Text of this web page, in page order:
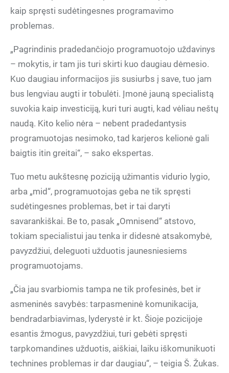
kaip spręsti sudėtingesnes programavimo
problemas.
„Pagrindinis pradedančiojo programuotojo uždavinys
– mokytis, ir tam jis turi skirti kuo daugiau dėmesio.
Kuo daugiau informacijos jis susiurbs į save, tuo jam
bus lengviau augti ir tobulėti. Įmonė jauną specialistą
suvokia kaip investiciją, kuri turi augti, kad vėliau neštų
naudą. Kito kelio nėra – nebent pradedantysis
programuotojas nesimoko, tad karjeros kelionė gali
baigtis itin greitai“, – sako ekspertas.
Tuo metu aukštesnę poziciją užimantis vidurio lygio,
arba „mid“, programuotojas geba ne tik spręsti
sudėtingesnes problemas, bet ir tai daryti
savarankiškai. Be to, pasak „Omnisend“ atstovo,
tokiam specialistui jau tenka ir didesnė atsakomybė,
pavyzdžiui, deleguoti užduotis jaunesniesiems
programuotojams.
„Čia jau svarbiomis tampa ne tik profesinės, bet ir
asmeninės savybės: tarpasmeninė komunikacija,
bendradarbiavimas, lyderystė ir kt. Šioje pozicijoje
esantis žmogus, pavyzdžiui, turi gebėti spręsti
tarpkomandines užduotis, aiškiai, laiku iškomunikuoti
technines problemas ir dar daugiau“, – teigia Š. Žukas.